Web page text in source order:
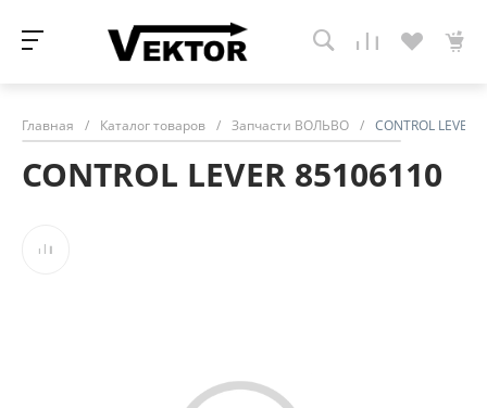
Главная / Каталог товаров / Запчасти ВОЛЬВО / CONTROL LEVER
CONTROL LEVER 85106110